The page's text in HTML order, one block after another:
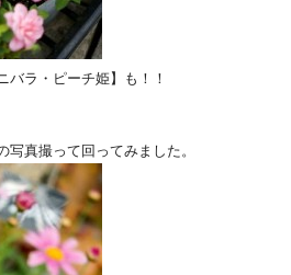
バラ・ピーチ姫】も！！
真撮って回ってみました。